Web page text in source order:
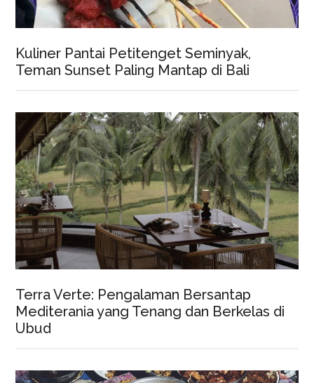
Kuliner Pantai Petitenget Seminyak,
Teman Sunset Paling Mantap di Bali
Terra Verte: Pengalaman Bersantap
Mediterania yang Tenang dan Berkelas di
Ubud